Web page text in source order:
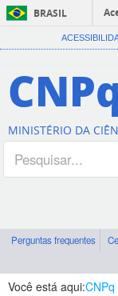
BRASIL
MINISTÉRIO DA
Perguntas frequentes
Você está aqui:CNPq